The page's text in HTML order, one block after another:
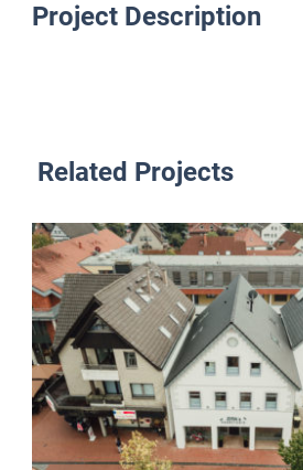
Project Description
Related Projects